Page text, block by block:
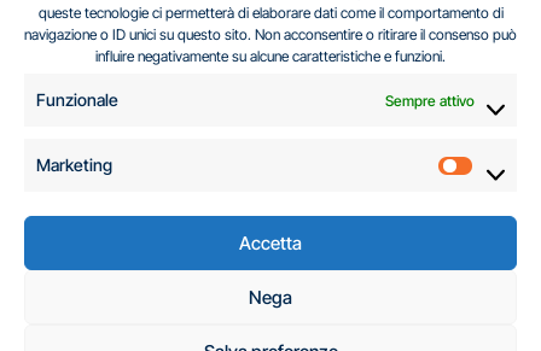
queste tecnologie ci permetterà di elaborare dati come il comportamento di
navigazione o ID unici su questo sito. Non acconsentire o ritirare il consenso può
influire negativamente su alcune caratteristiche e funzioni.
Funzionale Sempre attivo
Marketing
Accetta
Nega
Centro Analisi e Studi Italus © Tutti i diritti riservati
C.A.S.I. – Centro
Analisi e Studi Italus